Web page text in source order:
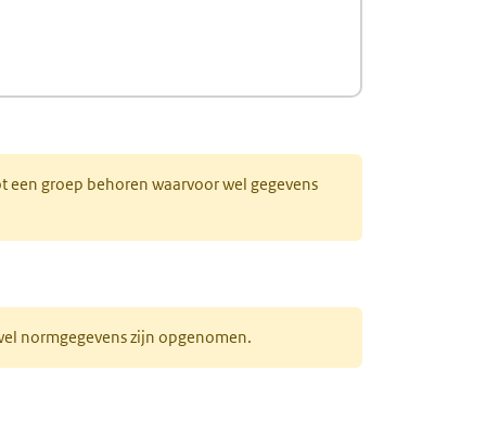
een groep behoren waarvoor wel gegevens
normgegevens zijn opgenomen.